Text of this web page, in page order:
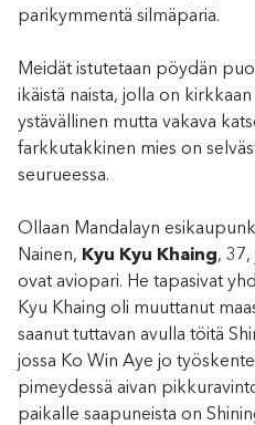
parikymmentä silmäparia.
Meidät istutetaan pöydän
ikäistä naista, jolla on
ystävällinen mutta vakava
farkkutakkinen mies on
seurueessa.
Ollaan Mandalayn
Nainen, Kyu Kyu Khaing, 37,
ovat aviopari. He tapasivat
Kyu Khaing oli muuttanut
saanut tuttavan avulla töitä
jossa Ko Win Aye jo
pimeydessä aivan
paikalle saapuneista on